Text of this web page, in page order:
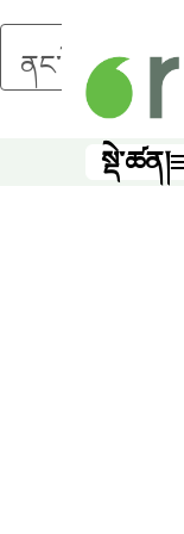
སྡེ་ཚན།
སྡེ་ཚན།